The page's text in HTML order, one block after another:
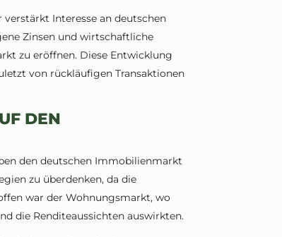
Interesse an deutschen
Zinsen und wirtschaftliche
zu eröffnen. Diese Entwicklung
von rückläufigen Transaktionen
DEN
den deutschen Immobilienmarkt
zu überdenken, da die
war der Wohnungsmarkt, wo
die Renditeaussichten auswirkten.